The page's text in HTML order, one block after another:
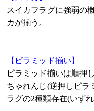
スイカフラグに強弱の
カが揃う。
【ピラミッド揃い】
ピラミッド揃いは順押
ちゃれんじ(逆押しピラ
ラグの2種類存在(いず